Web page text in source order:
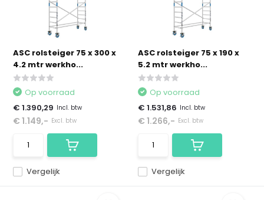
ASC rolsteiger 75 x 300 x
4.2 mtr werkho...
Vergelijk
Op voorraad
€ 1.390,29 Incl. btw
€ 1.149,- Excl. btw
ASC rolsteiger 75 x 190 x
5.2 mtr werkho...
Vergelijk
Op voorraad
€ 1.531,86 Incl. btw
€ 1.266,- Excl. btw